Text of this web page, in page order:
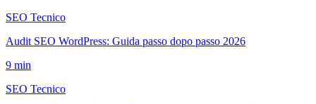
SEO Tecnico
Audit SEO WordPress: Guida passo dopo passo 2026
9 min
SEO Tecnico